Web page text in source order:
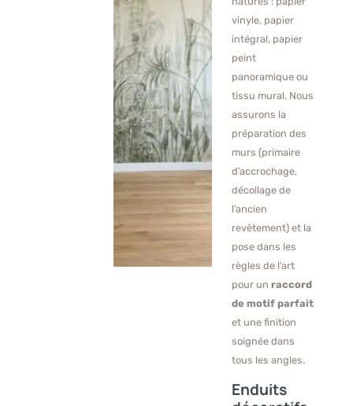
vinyle, papier
intégral, papier
peint
panoramique ou
tissu mural. Nous
assurons la
préparation des
murs (primaire
d’accrochage,
décollage de
l’ancien
revêtement) et la
pose dans les
règles de l’art
pour un raccord
de motif parfait
et une finition
soignée dans
tous les angles.
Enduits